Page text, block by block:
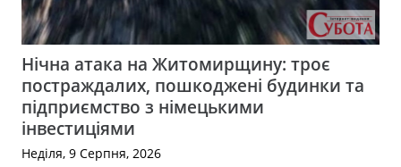
Нічна атака на Житомирщину: троє
постраждалих, пошкоджені будинки та
підприємство з німецькими
інвестиціями
Неділя, 9 Серпня, 2026